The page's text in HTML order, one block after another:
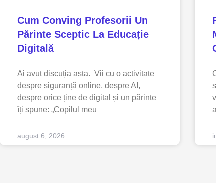
Cum Conving Profesorii Un
Părinte Sceptic La Educație
Digitală
Ai avut discuția asta. Vii cu o activitate
despre siguranță online, despre AI,
despre orice ține de digital și un părinte
îți spune: „Copilul meu
august 6, 2026